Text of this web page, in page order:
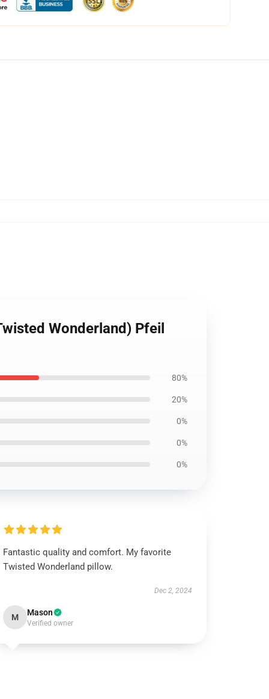
Wonderland) Pfeil
80%
20%
0%
0%
0%
Fantastic quality and comfort. My favorite
Twisted Wonderland pillow.
Dec 2, 2024
M Mason
Verified owner